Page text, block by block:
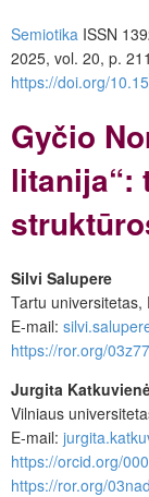
Semiotika ISSN
2025, vol. 20, p.
https://doi.org/
Gyčio
litanija“:
Silvi Salupere
Tartu universitetas,
E-mail:
https://ror.org/
Jurgita
Vilniaus
E-mail:
https://orcid.org/
https://ror.org/